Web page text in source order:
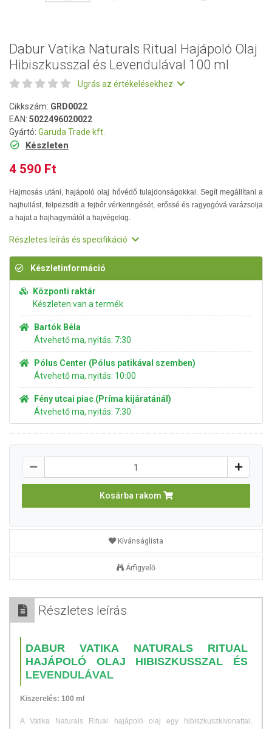
Dabur Vatika Naturals Ritual Hajápoló Olaj
Hibiszkusszal és Levendulával 100 ml
Ugrás az értékelésekhez
Cikkszám: GRD0022
EAN: 5022496020022
Gyártó: Garuda Trade kft.
Készleten
4 590 Ft
Hajmosás utáni, hajápoló olaj hővédő tulajdonságokkal. Segít megállítani a
hajhullást, felpezsdíti a fejbőr vérkeringését, erőssé és ragyogóvá varázsolja
a hajat a hajhagymától a hajvégekig.
Részletes leírás és specifikáció
Készletinformáció
Központi raktár
Készleten van a termék
Bartók Béla
Átvehető ma, nyitás: 7:30
Pólus Center (Pólus patikával szemben)
Átvehető ma, nyitás: 10:00
Fény utcai piac (Príma kijáratánál)
Átvehető ma, nyitás: 7:30
Kosárba rakom
Kívánságlista
Árfigyelő
Részletes leírás
DABUR VATIKA NATURALS RITUAL
HAJÁPOLÓ OLAJ HIBISZKUSSZAL ÉS
LEVENDULÁVAL
Kiszerelés: 100 ml
A Vatika Naturals Ritual hajápoló olaj egy hibiszkuszkivonattal,